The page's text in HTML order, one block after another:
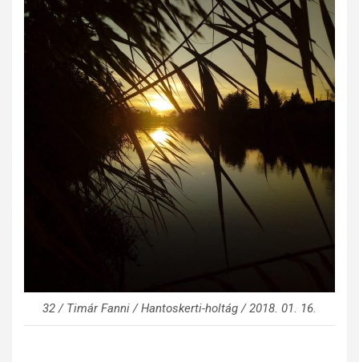
32 / Timár Fanni / Hantoskerti-holtág / 2018. 01. 16.